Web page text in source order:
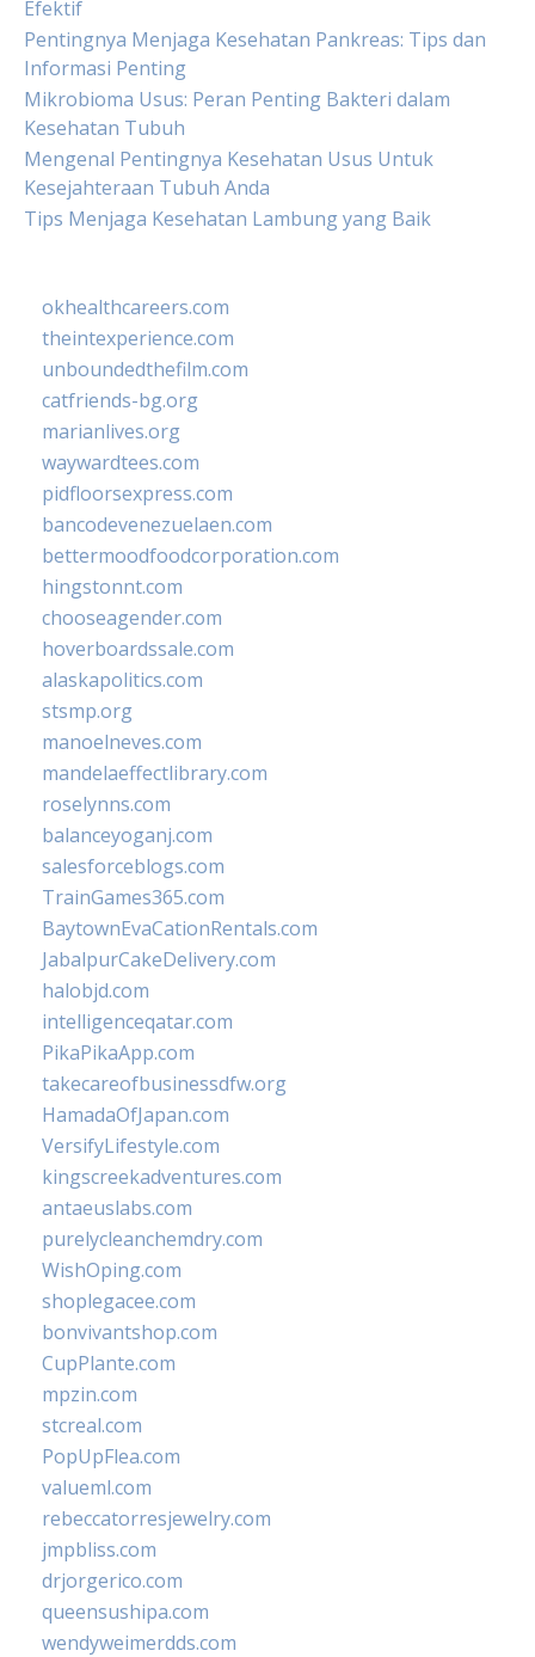
Efektif
Pentingnya Menjaga Kesehatan Pankreas: Tips dan
Informasi Penting
Mikrobioma Usus: Peran Penting Bakteri dalam
Kesehatan Tubuh
Mengenal Pentingnya Kesehatan Usus Untuk
Kesejahteraan Tubuh Anda
Tips Menjaga Kesehatan Lambung yang Baik
okhealthcareers.com
theintexperience.com
unboundedthefilm.com
catfriends-bg.org
marianlives.org
waywardtees.com
pidfloorsexpress.com
bancodevenezuelaen.com
bettermoodfoodcorporation.com
hingstonnt.com
chooseagender.com
hoverboardssale.com
alaskapolitics.com
stsmp.org
manoelneves.com
mandelaeffectlibrary.com
roselynns.com
balanceyoganj.com
salesforceblogs.com
TrainGames365.com
BaytownEvaCationRentals.com
JabalpurCakeDelivery.com
halobjd.com
intelligenceqatar.com
PikaPikaApp.com
takecareofbusinessdfw.org
HamadaOfJapan.com
VersifyLifestyle.com
kingscreekadventures.com
antaeuslabs.com
purelycleanchemdry.com
WishOping.com
shoplegacee.com
bonvivantshop.com
CupPlante.com
mpzin.com
stcreal.com
PopUpFlea.com
valueml.com
rebeccatorresjewelry.com
jmpbliss.com
drjorgerico.com
queensushipa.com
wendyweimerdds.com